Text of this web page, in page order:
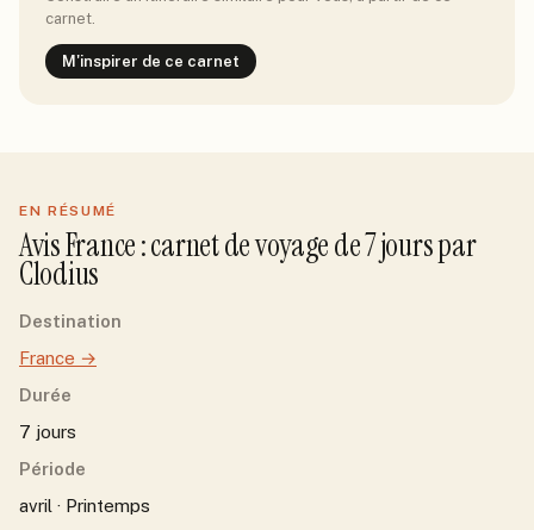
carnet.
M'inspirer de ce carnet
EN RÉSUMÉ
AvisFrance: carnet de voyage de7jourspar
Clodius
Destination
France →
Durée
7 jours
Période
avril · Printemps